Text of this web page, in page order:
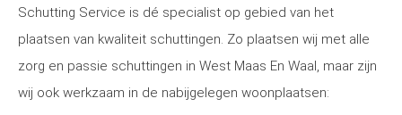
Schutting Service is dé specialist op gebied van het
plaatsen van kwaliteit schuttingen. Zo plaatsen wij met alle
zorg en passie schuttingen in West Maas En Waal, maar zijn
wij ook werkzaam in de nabijgelegen woonplaatsen: